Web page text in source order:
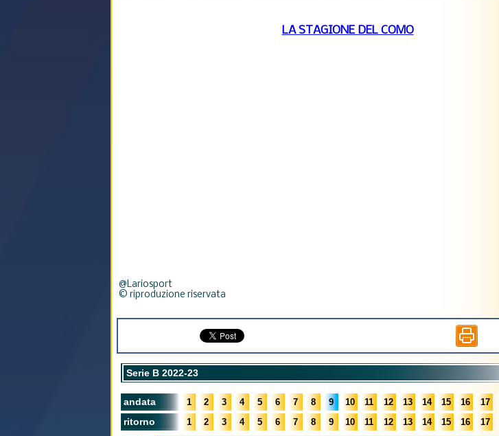
LA STAGIONE DEL COMO
@Lariosport
© riproduzione riservata
Serie B 2022-23
andata 1 2 3 4 5 6 7 8 9 10 11 12 13 14 15 16 17
ritorno 1 2 3 4 5 6 7 8 9 10 11 12 13 14 15 16 17